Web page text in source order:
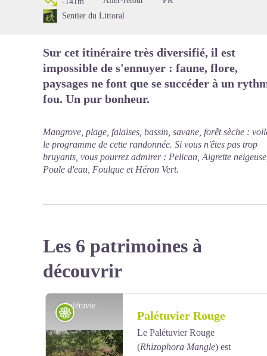
Sentier du Littoral
Sur cet itinéraire très diversifié, il est
impossible de s'ennuyer : faune, flore,
paysages ne font que se succéder à un
fou. Un pur bonheur.
Mangrove, plage, falaises, bassin, savane, forêt sèche :
le programme de cette randonnée. Si vous n'êtes pas trop
bruyants, vous pourrez admirer : Pelican, Aigrette
Poule d'eau, Foulque et Héron Vert.
Les 6 patrimoines à
découvrir
Palétuvier rouge - AAMG
Flore Palétuvier Rouge
Le Palétuvier Rouge
(Rhizophora Mangle) est